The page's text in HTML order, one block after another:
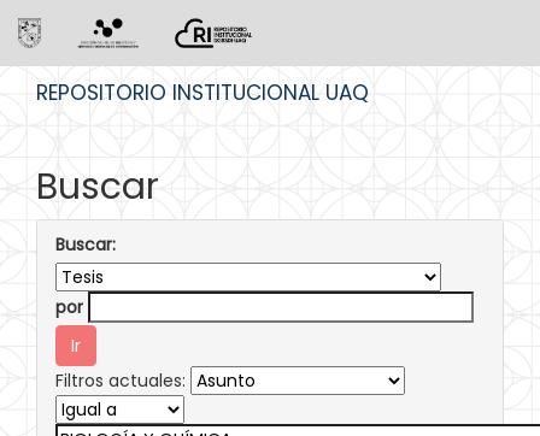
REPOSITORIO INSTITUCIONAL UAQ
Buscar
Buscar:
por
Filtros actuales: